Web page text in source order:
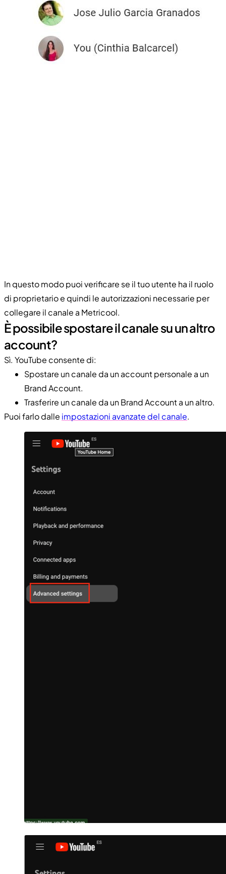
In questo modo puoi verificare se il tuo utente ha il ruolo
di proprietario e quindi le autorizzazioni necessarie per
collegare il canale a Metricool.
È possibile spostare il canale su un altro
account?
Sì. YouTube consente di:
Spostare un canale da un account personale a un
Brand Account.
Trasferire un canale da un Brand Account a un altro.
Puoi farlo dalle impostazioni avanzate del canale.